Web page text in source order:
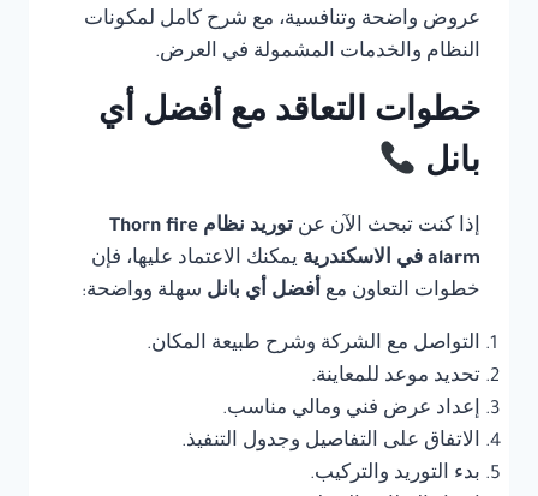
عروض واضحة وتنافسية، مع شرح كامل لمكونات
النظام والخدمات المشمولة في العرض.
خطوات التعاقد مع أفضل أي
بانل
إذا كنت تبحث الآن عن
توريد نظام Thorn fire
alarm في الاسكندرية
يمكنك الاعتماد عليها، فإن
خطوات التعاون مع أفضل أي بانل سهلة وواضحة:
التواصل مع الشركة وشرح طبيعة المكان.
تحديد موعد للمعاينة.
إعداد عرض فني ومالي مناسب.
الاتفاق على التفاصيل وجدول التنفيذ.
بدء التوريد والتركيب.